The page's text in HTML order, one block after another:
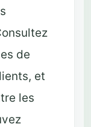
de
et
les